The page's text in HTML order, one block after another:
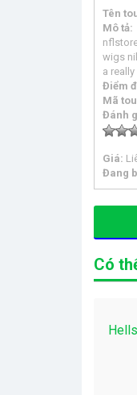
Tên
Mô tả:
wigs
a
Điểm
Mã
Đánh
Giá:
Đang
Có